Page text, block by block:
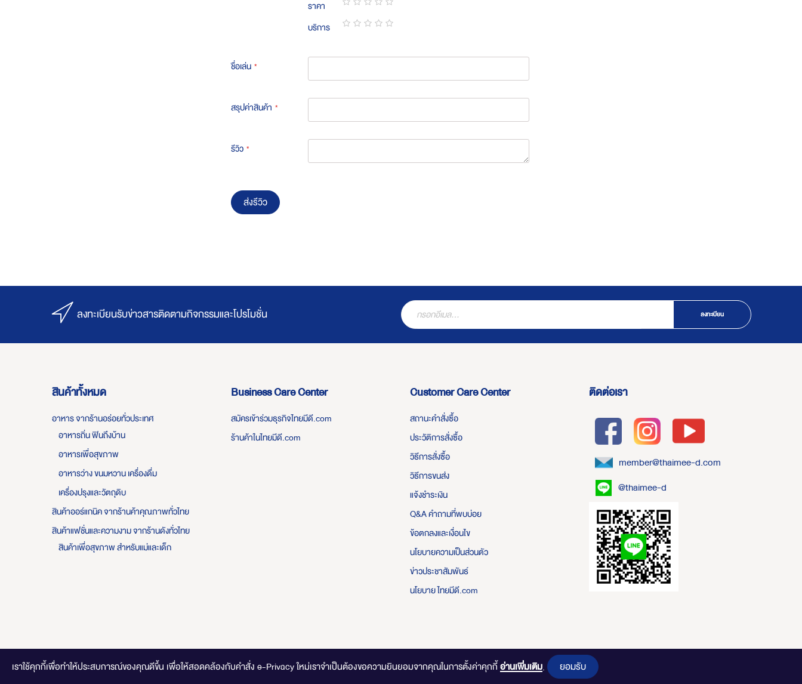
เราใช้คุกกี้เพื่อทำให้ประสบการณ์ของคุณดีขึ้น เพื่อให้สอดคล้องกับคำสั่ง e-Privacy ใหม่เราจำเป็นต้องขอความยินยอมจากคุณในการตั้งค่าคุกกี้อ่านเพิ่มเติม. ยอมรับ
star
stars
stars
stars
stars
ราคา
1
star
2
stars
3
stars
4
stars
5
stars
บริการ
ชื่อเล่น
สรุปค่าสินค้า
รีวิว
ส่งรีวิว
ลงทะเบียนรับข่าวสารติดตามกิจกรรมและโปรโมชั่น ลงทะเบียน
สินค้าทั้งหมด
อาหาร จากร้านอร่อยทั่วประเทศ
อาหารถิ่น ฟินถึงบ้าน
อาหารเพื่อสุขภาพ
อาหารว่าง ขนมหวาน เครื่องดื่ม
เครื่องปรุงและวัตถุดิบ
สินค้าออร์แกนิค จากร้านค้าคุณภาพทั่วไทย
สินค้าแฟชั่นและความงาม จากร้านดังทั่วไทย
สินค้าเพื่อสุขภาพ สำหรับแม่และเด็ก
Business Care Center
สมัครเข้าร่วมธุรกิจไทยมีดี.com
ร้านค้าในไทยมีดี.com
Customer Care Center
สถานะคำสั่งซื้อ
ประวัติการสั่งซื้อ
วิธีการสั่งซื้อ
วิธีการขนส่ง
แจ้งชำระเงิน
Q&A คำถามที่พบบ่อย
ข้อตกลงและเงื่อนไข
นโยบายความเป็นส่วนตัว
ข่าวประชาสัมพันธ์
นโยบาย ไทยมีดี.com
ติดต่อเรา
member@thaimee-d.com
@thaimee-d
ไทยมีดี.com © 2020 Online Store. All Rights Reserved. DESIGNED BYCLICK END